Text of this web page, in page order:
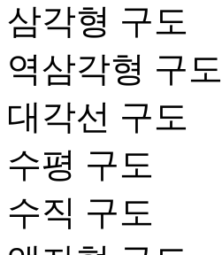
삼각형 구도
역삼각형 구도
대각선 구도
수평 구도
수직 구도